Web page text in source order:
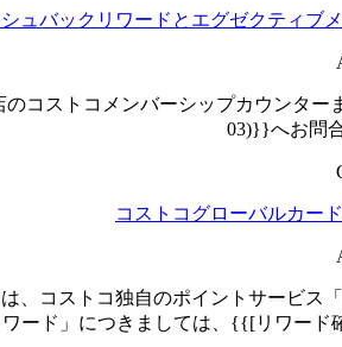
ュバックリワードとエグゼクティ
コストコメンバーシップカウンター
03)}}へお問
コストコグローバルカー
、コストコ独自のポイントサービ
ード」につきましては、{{[リワード